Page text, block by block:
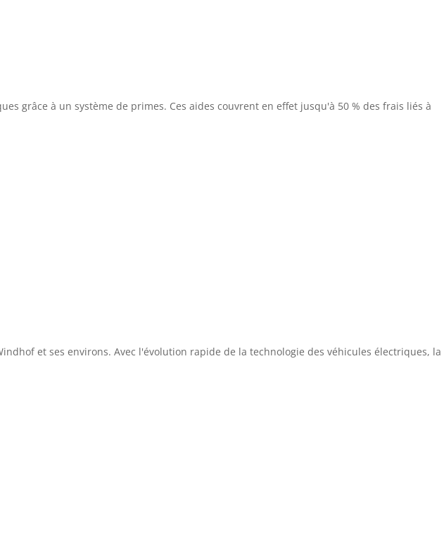
grâce à un système de primes. Ces aides couvrent en effet jusqu'à 50 % des frais liés à
et ses environs. Avec l'évolution rapide de la technologie des véhicules électriques, la